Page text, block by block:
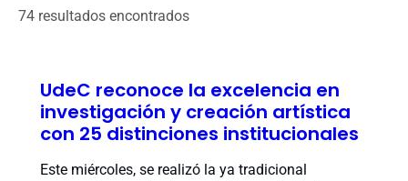
74 resultados encontrados
UdeC reconoce la excelencia en
investigación y creación artística
con 25 distinciones institucionales
Este miércoles, se realizó la ya tradicional